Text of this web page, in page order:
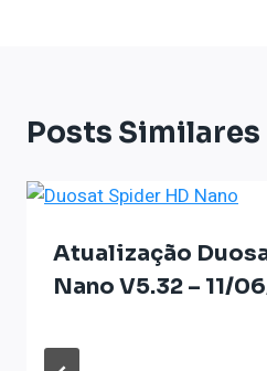
Posts Similares
Atualização
Nano V5.32 – 11/